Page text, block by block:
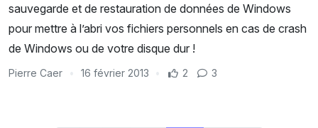
sauvegarde et de restauration de données de Windows
pour mettre à l’abri vos fichiers personnels en cas de crash
de Windows ou de votre disque dur !
Pierre Caer 16 février 2013 2 3